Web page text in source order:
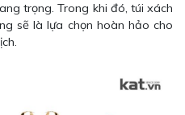
trọng. Trong khi đó, túi xách
sẽ là lựa chọn hoàn hảo cho